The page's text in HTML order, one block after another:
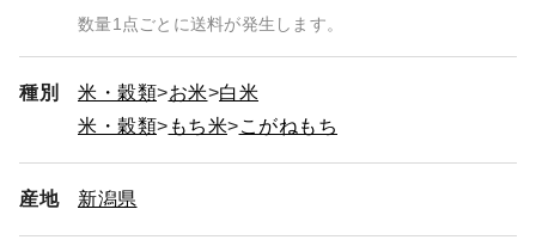
数量1点ごとに送料が発生します。
種別 米・穀類 お米
白米
米・穀類
もち米 こがねもち
産地 新潟県